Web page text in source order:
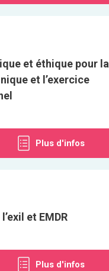
et éthique pour la
et l’exercice
Plus d'infos
et EMDR
Plus d'infos